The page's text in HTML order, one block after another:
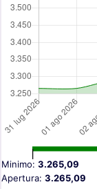
Minimo: 3.265,09
Apertura: 3.265,09